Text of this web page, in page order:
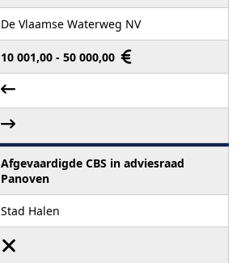
De Vlaamse Waterweg NV
10 001,00 - 50 000,00
Afgevaardigde CBS in adviesraad
Panoven
Stad Halen